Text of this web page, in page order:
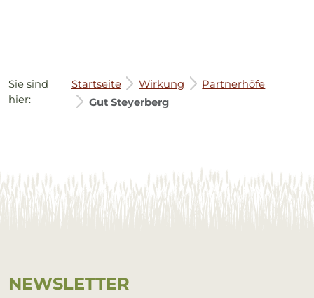
Sie sind
hier:
Startseite Wirkung
Partnerhöfe
Gut Steyerberg
NEWS­LET­TER